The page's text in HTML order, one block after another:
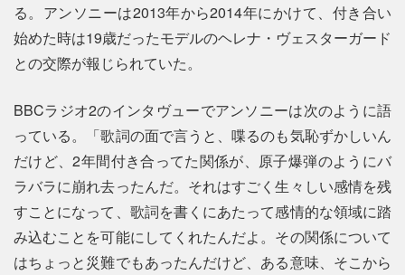
る。アンソニーは2013年から2014年にかけて、付き合い
始めた時は19歳だったモデルのヘレナ・ヴェスターガード
との交際が報じられていた。
BBCラジオ2のインタヴューでアンソニーは次のように語
っている。「歌詞の面で言うと、喋るのも気恥ずかしいん
だけど、2年間付き合ってた関係が、原子爆弾のようにバ
ラバラに崩れ去ったんだ。それはすごく生々しい感情を残
すことになって、歌詞を書くにあたって感情的な領域に踏
み込むことを可能にしてくれたんだよ。その関係について
はちょっと災難でもあったんだけど、ある意味、そこから